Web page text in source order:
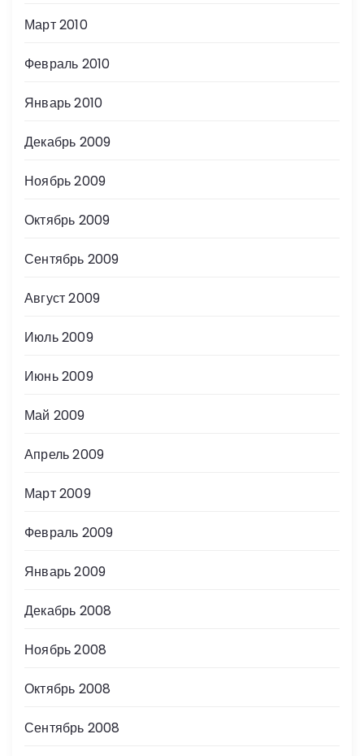
Март 2010
Февраль 2010
Январь 2010
Декабрь 2009
Ноябрь 2009
Октябрь 2009
Сентябрь 2009
Август 2009
Июль 2009
Июнь 2009
Май 2009
Апрель 2009
Март 2009
Февраль 2009
Январь 2009
Декабрь 2008
Ноябрь 2008
Октябрь 2008
Сентябрь 2008